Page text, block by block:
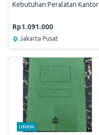
Kebutuhan Peralatan Kantor
Rp1.091.000
Jakarta Pusat
UMKM